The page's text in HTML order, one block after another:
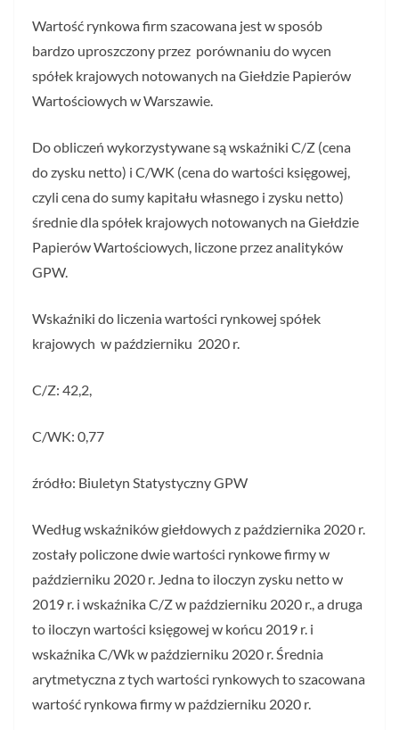
Wartość rynkowa firm szacowana jest w sposób
bardzo uproszczony przez porównaniu do wycen
spółek krajowych notowanych na Giełdzie Papierów
Wartościowych w Warszawie.
Do obliczeń wykorzystywane są wskaźniki C/Z (cena
do zysku netto) i C/WK (cena do wartości księgowej,
czyli cena do sumy kapitału własnego i zysku netto)
średnie dla spółek krajowych notowanych na Giełdzie
Papierów Wartościowych, liczone przez analityków
GPW.
Wskaźniki do liczenia wartości rynkowej spółek
krajowych w październiku 2020 r.
C/Z: 42,2,
C/WK: 0,77
źródło: Biuletyn Statystyczny GPW
Według wskaźników giełdowych z października 2020 r.
zostały policzone dwie wartości rynkowe firmy w
październiku 2020 r. Jedna to iloczyn zysku netto w
2019 r. i wskaźnika C/Z w październiku 2020 r., a druga
to iloczyn wartości księgowej w końcu 2019 r. i
wskaźnika C/Wk w październiku 2020 r. Średnia
arytmetyczna z tych wartości rynkowych to szacowana
wartość rynkowa firmy w październiku 2020 r.